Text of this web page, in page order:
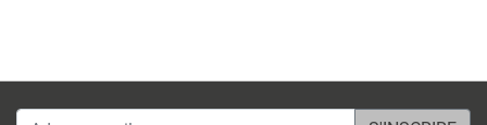
Adesse email